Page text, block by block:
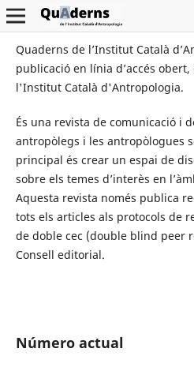
Número actual
Quaderns de l’Institut Català
publicació en línia d’accés
l'Institut Català d'Antropologia.
És una revista de comunicació i
antropòlegs i les antropòlogues
principal és crear un espai de
sobre els temes d’interès en
Aquesta revista només publica
tots els articles als protocols de
de doble cec (double blind peer
Consell editorial.